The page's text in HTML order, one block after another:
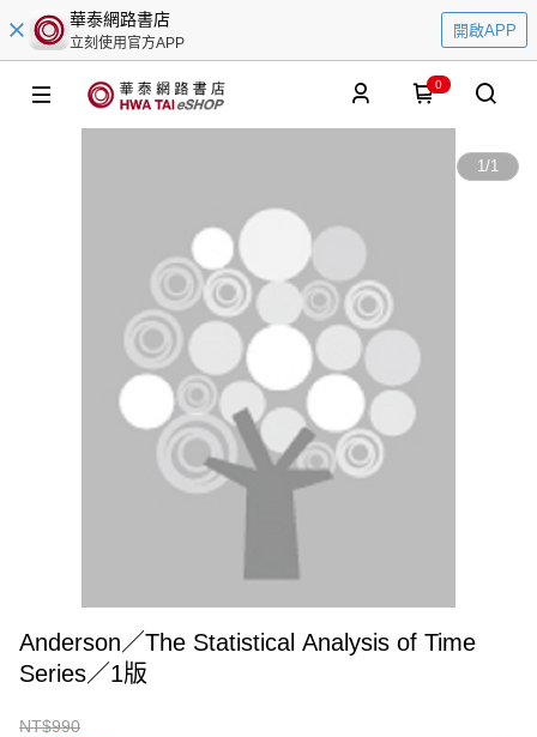
華泰網路書店
立刻使用官方APP
開啟APP
0
1/1
Anderson／The Statistical Analysis of Time
Series／1版
NT$990